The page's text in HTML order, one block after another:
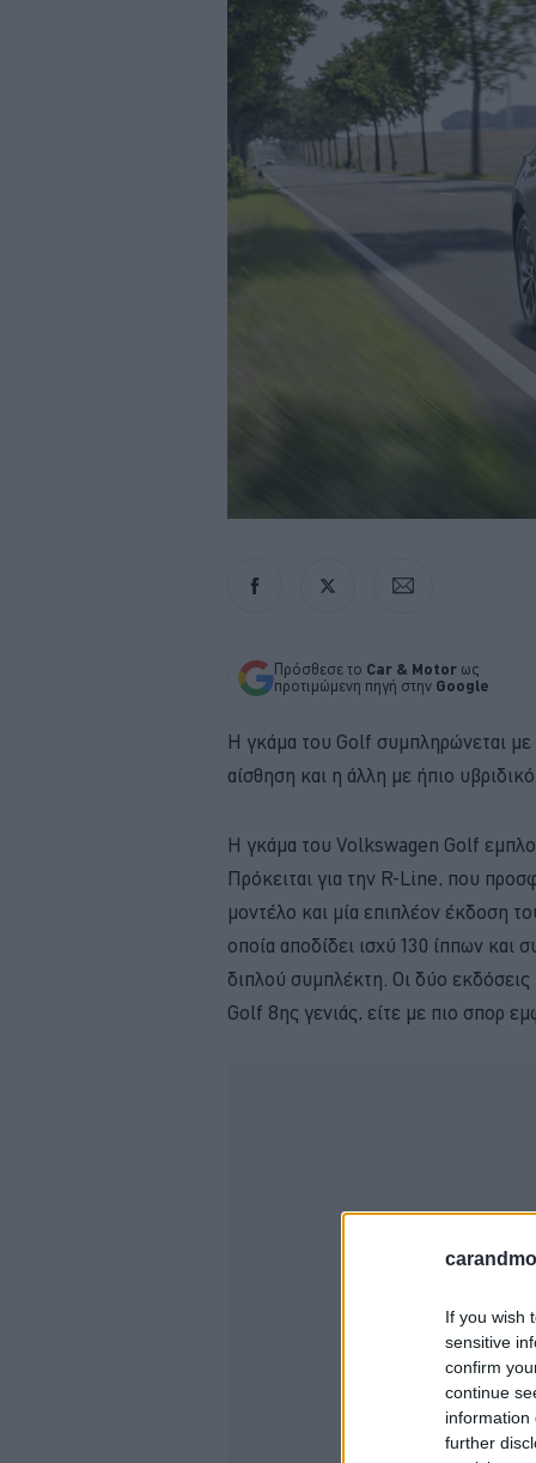
If you wish
sensitive
confirm
continue
information
further
Πρόσθεσε το Car & Motor ως
προτιμώμενη πηγή στην Google
Η γκάμα του Golf συμπληρώνεται με
αίσθηση και η άλλη με ήπιο
Η γκάμα του Volkswagen Golf
Πρόκειται για την R-Line, που
μοντέλο και μία επιπλέον έκδοση
οποία αποδίδει ισχύ 130 ίππων και
διπλού συμπλέκτη. Οι δύο
Golf 8ης γενιάς, είτε με πιο σπορ